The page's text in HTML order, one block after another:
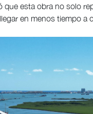
que esta obra no solo
en menos tiempo a